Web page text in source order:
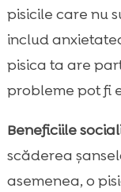
pisicile care nu
includ
pisica ta are
probleme pot fi
Beneficiile
scăderea
asemenea, o